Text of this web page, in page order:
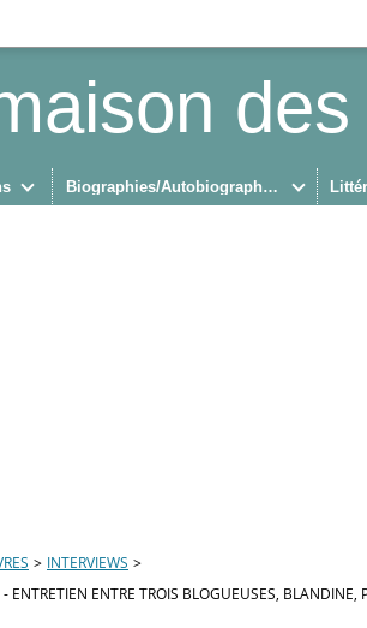
Biographies/Autobiographies
> INTERVIEWS >
ENTRETIEN ENTRE TROIS BLOGUEUSES, BLANDINE,